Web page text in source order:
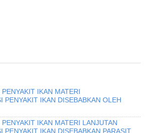
IKAN MATERI
PENYAKIT IKAN DISEBABKAN OLEH
IKAN MATERI LANJUTAN
PENYAKIT IKAN DISEBABKAN PARASIT